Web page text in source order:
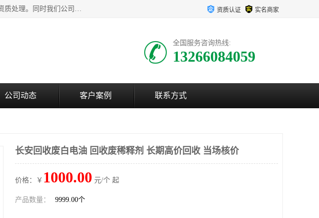
东莞市大岭山莞峰清洗剂经营部提供废旧化工原料的循环使用存放点，执行正规的存放，有正规的回收资质处理。同时我们公司批发零售回收级清洗剂，废液压油、废变压油、废清洗剂、脱模油、再生基础油，质量保证。 资质认证 实名商家
全国服务咨询热线:
13266084059
公司动态 客户案例 联系方式
长安回收废白电油 回收废稀释剂 长期高价回收 当场核价
价格：￥ 1000.00 元/个 起
产品数量： 9999.00个